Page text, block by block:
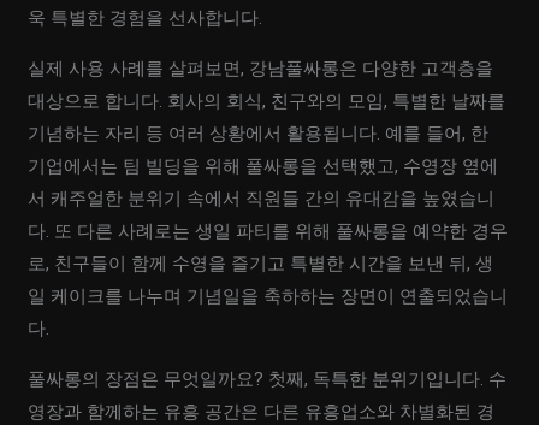
욱 특별한 경험을 선사합니다.
실제 사용 사례를 살펴보면, 강남풀싸롱은 다양한 고객층을
대상으로 합니다. 회사의 회식, 친구와의 모임, 특별한 날짜를
기념하는 자리 등 여러 상황에서 활용됩니다. 예를 들어, 한
기업에서는 팀 빌딩을 위해 풀싸롱을 선택했고, 수영장 옆에
서 캐주얼한 분위기 속에서 직원들 간의 유대감을 높였습니
다. 또 다른 사례로는 생일 파티를 위해 풀싸롱을 예약한 경우
로, 친구들이 함께 수영을 즐기고 특별한 시간을 보낸 뒤, 생
일 케이크를 나누며 기념일을 축하하는 장면이 연출되었습니
다.
풀싸롱의 장점은 무엇일까요? 첫째, 독특한 분위기입니다. 수
영장과 함께하는 유흥 공간은 다른 유흥업소와 차별화된 경